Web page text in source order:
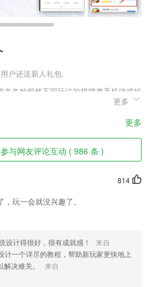
户还送新人礼包.
各种截然不同玩法的棋牌类手机游戏娱
全新的激情，你将通过一系列的挑战模式
戏更加的独一无二。不同的玩法模式也
些战斗来提升自己的技巧。
户，有专门的操作教学流程可以提供给
习、随机练习、模拟考试、顺序练习五
学习
说、官场小说，满足“懂”的你；
可以学习标准的普通话；
理服务推荐永远让您满意很舒服的
视觉体验，保护孩子视力
更多
更多
与网友评论互动 ( 986 条 )
814
玩一会就没兴趣了。
设计得很好，很有成就感！
来自
计一个详尽的教程，帮助新玩家更快地上
决难关。
来自